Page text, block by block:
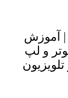
| آموزش
و لپ